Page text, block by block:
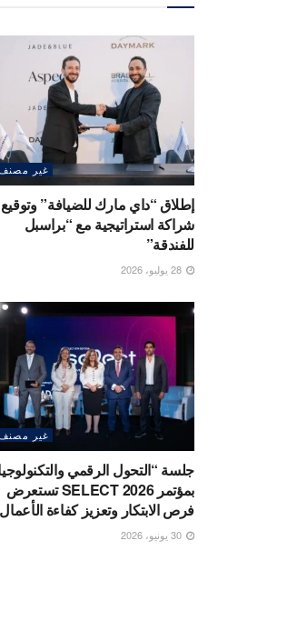
غير
إطلاق “داي مارك للضيافة” وتوقيع
شراكة استراتيجية مع “براسبل
للفندقة”
غير
جلسة “التحول الرقمي
بمؤتمر SELECT 2026 تستعرض
فرص الابتكار وتعزيز كفاءة الأعمال